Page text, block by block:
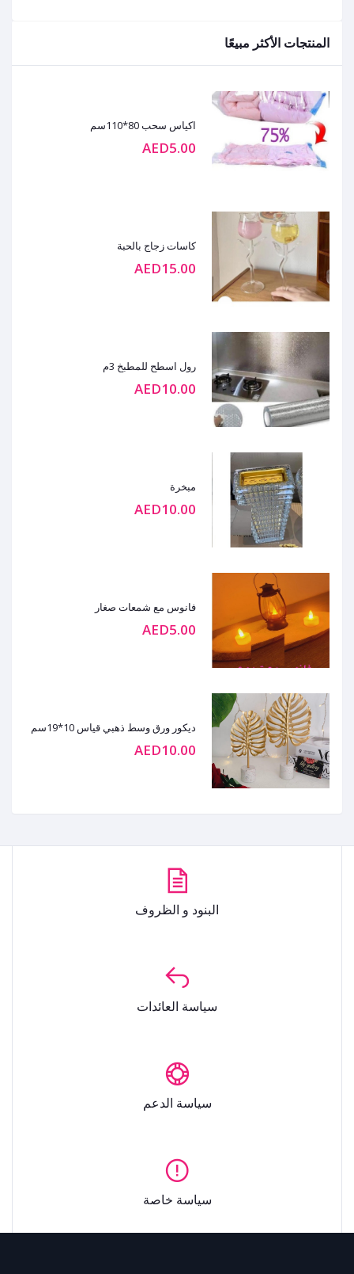
المنتجات الأكثر مبيعًا
اكياس سحب 80*110سم
AED5.00
كاسات زجاج بالحبة
AED15.00
رول اسطح للمطبخ 3م
AED10.00
مبخرة
AED10.00
فانوس مع شمعات صغار
AED5.00
ديكور ورق وسط ذهبي قياس 10*19سم
AED10.00
البنود و الظروف
سياسة العائدات
سياسة الدعم
سياسة خاصة